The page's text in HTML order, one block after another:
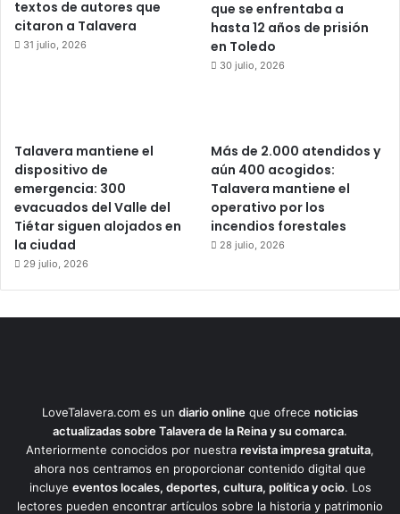
textos de autores que
citaron a Talavera
31 julio, 2026
que se enfrentaba a
hasta 12 años de prisión
en Toledo
30 julio, 2026
Talavera mantiene el
dispositivo de
emergencia: 300
evacuados del Valle del
Tiétar siguen alojados en
la ciudad
29 julio, 2026
Más de 2.000 atendidos y
aún 400 acogidos:
Talavera mantiene el
operativo por los
incendios forestales
28 julio, 2026
LoveTalavera.com es un diario online que ofrece noticias
actualizadas sobre Talavera de la Reina y su comarca.
Anteriormente conocidos por nuestra revista impresa gratuita,
ahora nos centramos en proporcionar contenido digital que
incluye eventos locales, deportes, cultura, política y ocio. Los
lectores pueden encontrar artículos sobre la historia y patrimonio